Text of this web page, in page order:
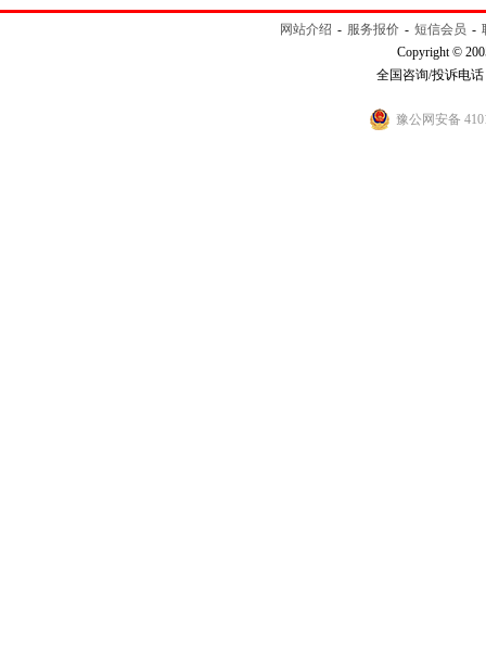
网站介绍 - 服务报价 - 短信会员 -
Copyright ©
全国咨询/投诉电话
豫公网安备